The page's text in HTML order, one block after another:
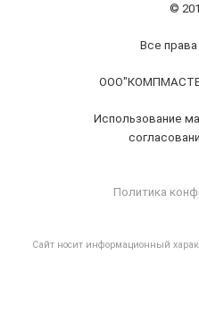
©
Все
Использование
Политика
Cайт носит информационный